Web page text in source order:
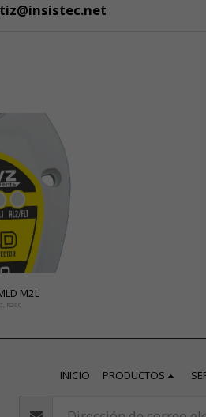
Refrigerantes MLD M2L
R290
INICIO PRODUCTOS